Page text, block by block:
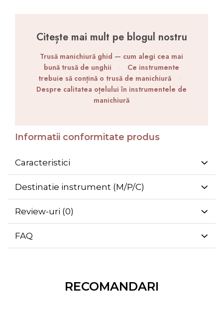
Citește mai mult pe blogul nostru
Trusă manichiură ghid — cum alegi cea mai
bună trusă de unghii
·
Ce instrumente
trebuie să conțină o trusă de manichiură
·
Despre calitatea oțelului în instrumentele de
manichiură
Informatii conformitate produs
Caracteristici
Destinatie instrument (M/P/C)
Review-uri (0)
FAQ
RECOMANDARI